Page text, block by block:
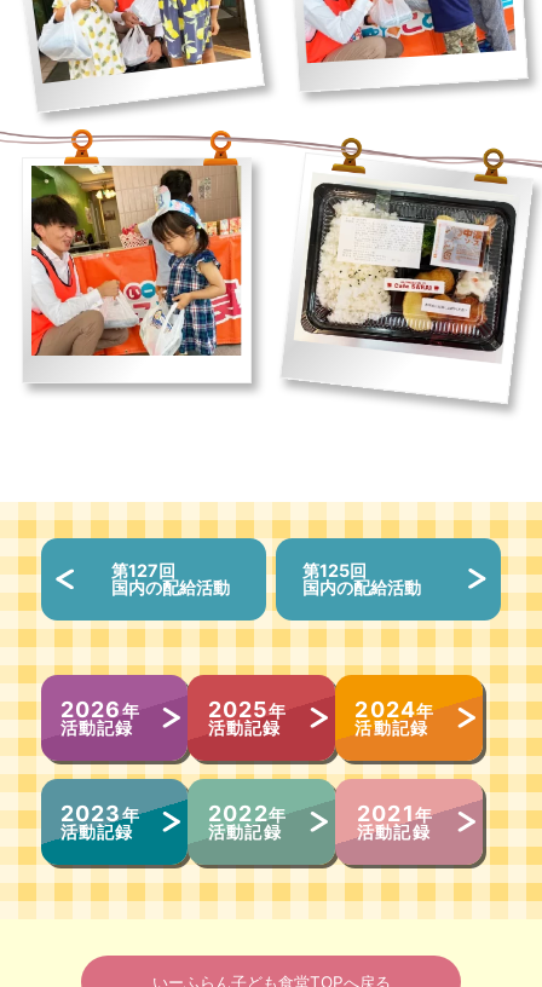
第127回
国内の配給活動
第125回
国内の配給活動
2026年
活動記録
2025年
活動記録
2024年
活動記録
2023年
活動記録
2022年
活動記録
2021年
活動記録
いーふらん子ども食堂TOPへ戻る